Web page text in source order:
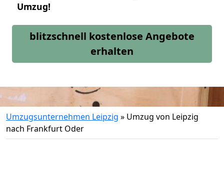
Umzug!
blitzschnell kostenlose Angebote
erhalten
Umzugsunternehmen Leipzig » Umzug von Leipzig
nach Frankfurt Oder